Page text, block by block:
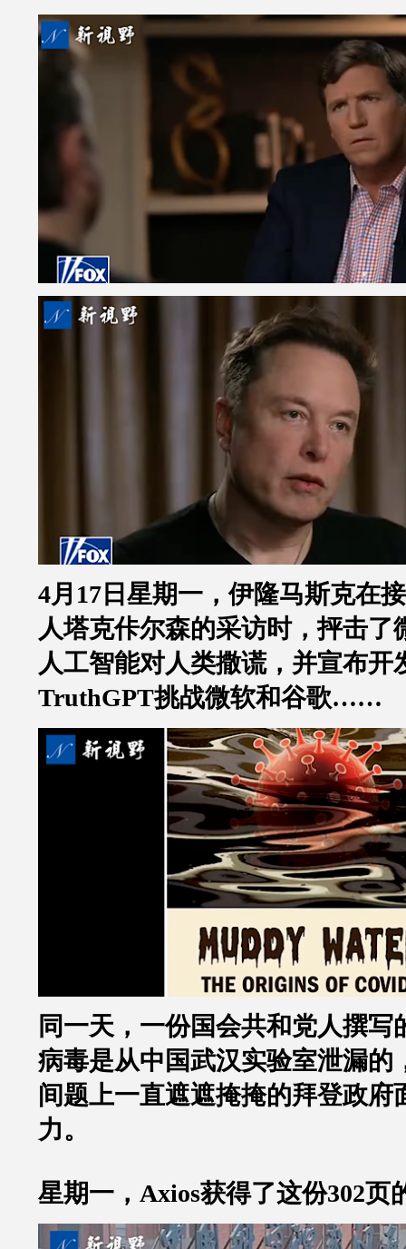
4月 17 日星期一，伊隆马斯克在
人塔克佧尔森的采访时，抨击了
人工智能对人类撒谎，并宣布开
TruthGPT挑战微软和谷歌……
同一天，一份国会共和党人撰写
病毒是从中国武汉实验室泄漏的
间题上一直遮遮掩掩的拜登政府
力。
星期一， Axios获得了这份302页